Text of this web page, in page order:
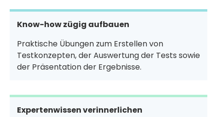
Know-how zügig aufbauen
Praktische Übungen zum Erstellen von
Testkonzepten, der Auswertung der Tests sowie
der Präsentation der Ergebnisse.
Expertenwissen verinnerlichen